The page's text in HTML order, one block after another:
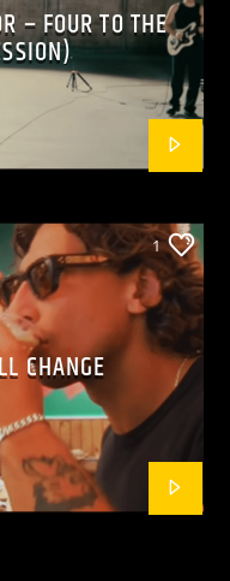
– FOUR TO THE
1
CHANGE